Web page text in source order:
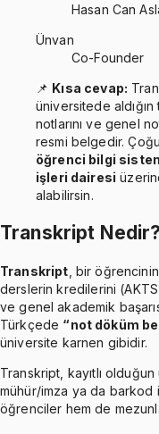
Hasan Can
Ünvan
Co-Founder
📌 Kısa cevap:
üniversitede
notlarını ve genel
resmi belgedir.
öğrenci bilgi
işleri dairesi
alabilirsin.
Transkript
Transkript , bir
derslerin kredilerini
ve genel akademik
Türkçede “not döküm
üniversite karnen gibidir.
Transkript, kayıtlı
mühür/imza ya da barkod
öğrenciler hem de